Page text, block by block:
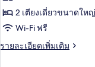
Floor)
สแตนดาร์ด
ทวิน,
ปลอด
2 เตียงเดี่ยวขนาดใหญ่
Wi-Fi ฟรี
รายละเอียดเพิ่มเติม
ราย